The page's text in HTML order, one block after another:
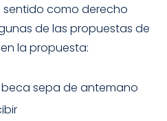
como derecho
de las propuestas de
la propuesta:
sepa de antemano